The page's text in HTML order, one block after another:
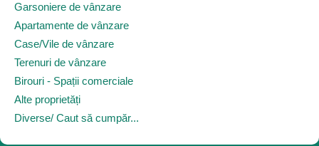
Garsoniere de vânzare
Apartamente de vânzare
Case/Vile de vânzare
Terenuri de vânzare
Birouri - Spații comerciale
Alte proprietăți
Diverse/ Caut să cumpăr...